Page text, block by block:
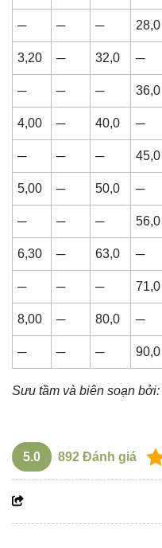
─ ─ ─ 28,0
3,20 ─ 32,0 ─
─ ─ ─ 36,0
4,00 ─ 40,0 ─
─ ─ ─ 45,0
5,00 ─ 50,0 ─
─ ─ ─ 56,0
6,30 ─ 63,0 ─
─ ─ ─ 71,0
8,00 ─ 80,0 ─
─ ─ ─ 90,0
Sưu tầm và biên soạn bởi:
5.0 892 Đánh giá